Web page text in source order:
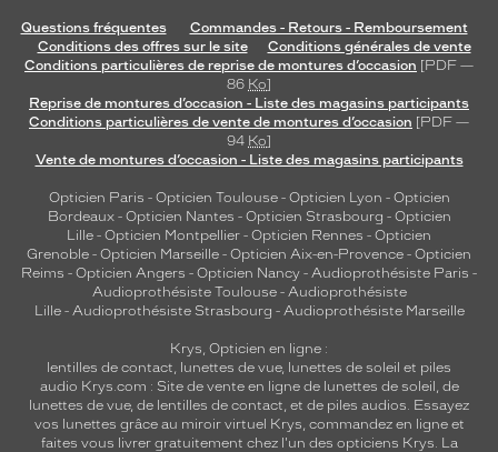
Questions fréquentes
Commandes - Retours - Remboursement
Conditions des offres sur le site
Conditions générales de vente
Conditions particulières de reprise de montures d’occasion [PDF —
86 Ko]
Reprise de montures d’occasion - Liste des magasins participants
Conditions particulières de vente de montures d’occasion [PDF —
94 Ko]
Vente de montures d’occasion - Liste des magasins participants
Opticien Paris - Opticien Toulouse- Opticien Lyon - Opticien
Bordeaux- Opticien Nantes - Opticien Strasbourg - Opticien
Lille - Opticien Montpellier - Opticien Rennes - Opticien
Grenoble - Opticien Marseille - Opticien Aix-en-Provence - Opticien
Reims - Opticien Angers - Opticien Nancy - Audioprothésiste Paris -
Audioprothésiste Toulouse- Audioprothésiste
Lille- Audioprothésiste Strasbourg - Audioprothésiste Marseille
Krys, Opticien en ligne :
lentilles de contact, lunettes de vue, lunettes de soleil et piles
audio Krys.com : Site de vente en ligne de lunettes de soleil, de
lunettes de vue, de lentilles de contact, et de piles audios. Essayez
vos lunettes grâce au miroir virtuel Krys, commandez en ligne et
faites vous livrer gratuitement chez l'un des opticiens Krys. La